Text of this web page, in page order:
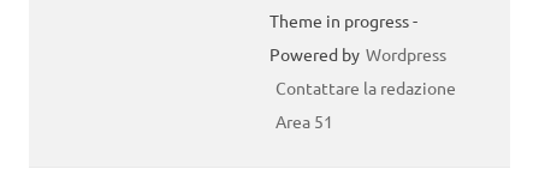
Theme in progress -
Powered by Wordpress
Contattare la redazione
Area 51